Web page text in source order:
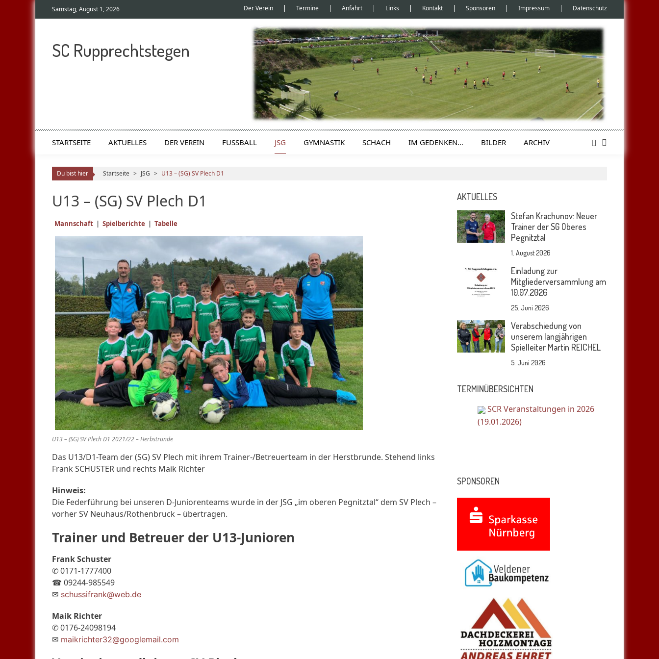
Samstag, August 1, 2026 Der Verein Termine Anfahrt Links Kontakt Sponsoren Impressum Datenschutz
SC Rupprechtstegen
STARTSEITE AKTUELLES DER VEREIN FUSSBALL JSG GYMNASTIK SCHACH IM GEDENKEN… BILDER ARCHIV
Du bist hier Startseite > JSG > U13 – (SG) SV Plech D1
U13 – (SG) SV Plech D1
Mannschaft |Spielberichte |Tabelle
U13 – (SG) SV Plech D1 2021/22 – Herbstrunde
Das U13/D1-Team der (SG) SV Plech mit ihrem Trainer-/Betreuerteam in der Herstbrunde. Stehend links
Frank SCHUSTER und rechts Maik Richter
Hinweis:
Die Federführung bei unseren D-Juniorenteams wurde in der JSG „im oberen Pegnitztal“ dem SV Plech –
vorher SV Neuhaus/Rothenbruck – übertragen.
Trainer und Betreuer der U13-Junioren
Frank Schuster
✆ 0171-1777400
☎ 09244-985549
✉ schussifrank@web.de
Maik Richter
✆ 0176-24098194
✉ maikrichter32@googlemail.com
AKTUELLES
Stefan Krachunov: Neuer
Trainer der SG Oberes
Pegnitztal
1. August 2026
Einladung zur
Mitgliederversammlung am
10.07.2026
25. Juni 2026
Verabschiedung von
unserem langjährigen
Spielleiter Martin REICHEL
5. Juni 2026
TERMINÜBERSICHTEN
SCR Veranstaltungen in 2026
(19.01.2026)
SPONSOREN